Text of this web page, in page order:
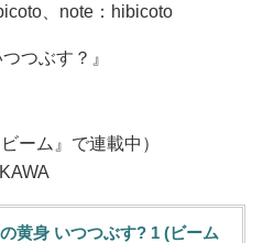
、note：hibicoto
つぶす？』
ーム』で連載中）
黄身 いつつぶす? 1 (ビーム